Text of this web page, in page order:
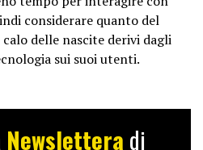
considerare quanto del
delle nascite derivi dagli
sui suoi utenti.
Newslettera di